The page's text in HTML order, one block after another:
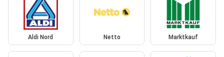
Aldi Nord Netto Marktkauf